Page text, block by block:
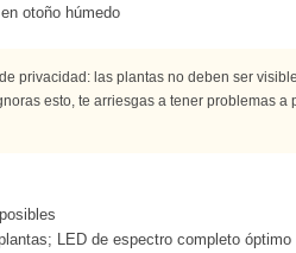
otoño húmedo
privacidad: las plantas no deben ser
esto, te arriesgas a tener problemas a
LED de espectro completo óptimo